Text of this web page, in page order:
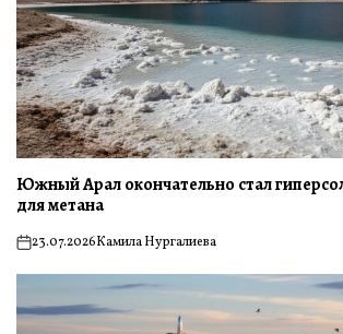
Южный Арал окончательно стал
для метана
on23.07.2026Камила Нургалиева